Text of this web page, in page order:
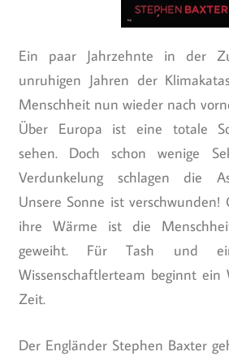
Ein paar Jahrzehnte in der
unruhigen Jahren der
Menschheit nun wieder nach
Über Europa ist eine totale
sehen. Doch schon wenige
Verdunkelung schlagen die
Unsere Sonne ist
ihre Wärme ist die
geweiht. Für Tash und
Wissenschaftlerteam beginnt ein
Zeit.
Der Engländer Stephen Baxter